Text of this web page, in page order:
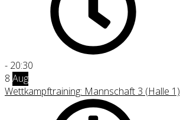
- 20:30
8 Aug
Wettkampftraining: Mannschaft 3 (Halle 1)